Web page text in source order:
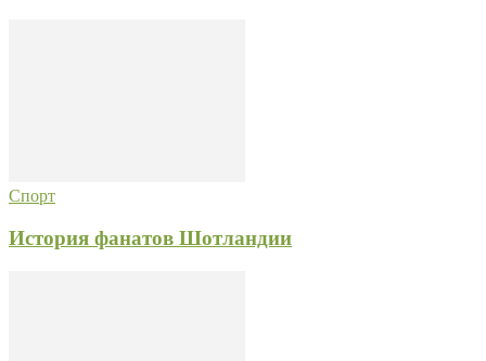
Спорт
История фанатов Шотландии